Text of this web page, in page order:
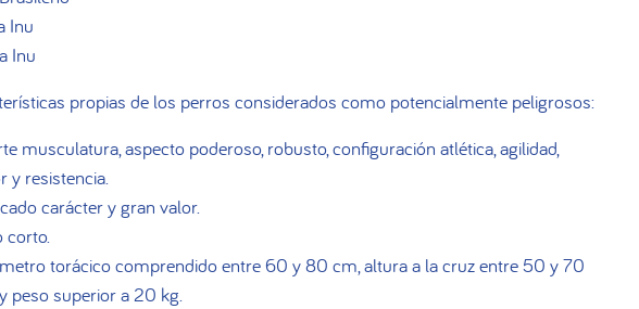
Inu
Inu
propias de los perros considerados como potencialmente peligrosos:
musculatura, aspecto poderoso, robusto, configuración atlética, agilidad,
y resistencia.
carácter y gran valor.
corto.
torácico comprendido entre 60 y 80 cm, altura a la cruz entre 50 y 70
peso superior a 20 kg.